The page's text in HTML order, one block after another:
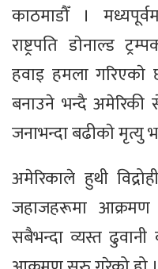
काठमाडौँ ।
राष्ट्रपति डाेनाल्ड
हवाइ हमला गरिएकाे
बनाउने भन्दै अमेरिकी
जनाभन्दा बढीकाे मृत्यु
अमेरिकाले हुथी
जहाजहरूमा आक्रमण
सबैभन्दा व्यस्त